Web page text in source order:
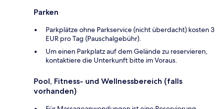
Parken
Parkplätze ohne Parkservice (nicht überdacht) kosten 3
EUR pro Tag (Pauschalgebühr).
Um einen Parkplatz auf dem Gelände zu reservieren,
kontaktiere die Unterkunft bitte im Voraus.
Pool, Fitness- und Wellnessbereich (falls
vorhanden)